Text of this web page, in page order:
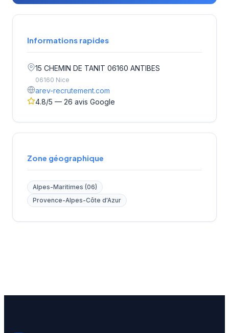
Informations rapides
15 CHEMIN DE TANIT 06160 ANTIBES
06160 Nice
arev-recrutement.com
4.8/5 — 26 avis Google
Zone géographique
Alpes-Maritimes (06)
Provence-Alpes-Côte d'Azur